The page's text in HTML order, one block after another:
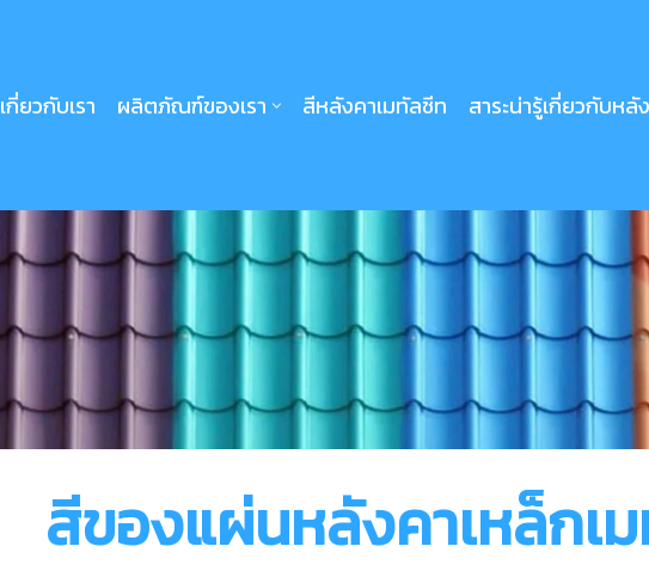
เกี่ยวกับเรา ผลิตภัณฑ์ของเรา สีหลังคาเมทัลชีท สาระน่ารู้เกี่ยวกับหลั
สีของแผ่นหลังคาเหล็กเ